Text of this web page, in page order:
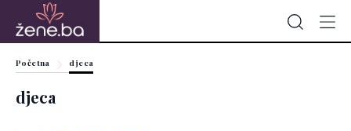
Početna djeca
djeca